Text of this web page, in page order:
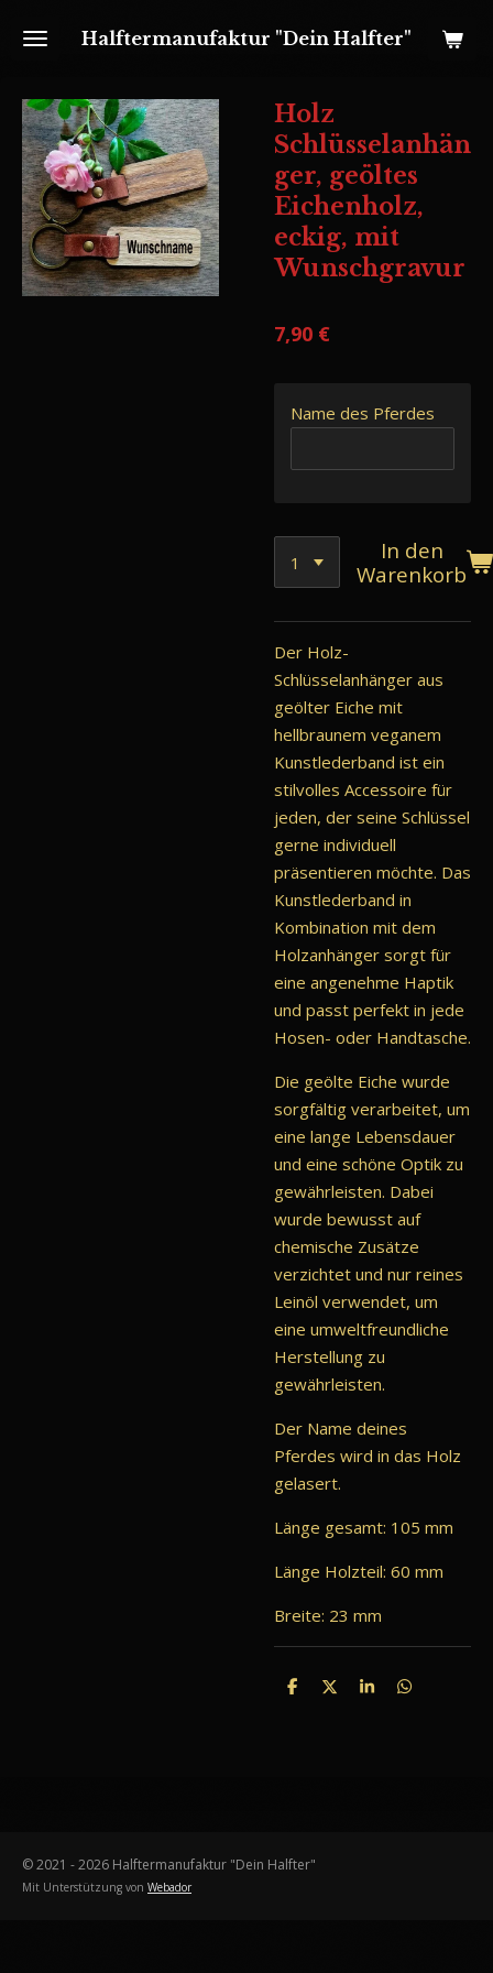
Hauptinhalt
Halftermanufaktur "Dein Halfter"
Holz
Schlüsselanhän
ger, geöltes
Eichenholz,
eckig, mit
Wunschgravur
7,90 €
Name des Pferdes
In den
Warenkorb
Der Holz-
Schlüsselanhänger aus
geölter Eiche mit
hellbraunem veganem
Kunstlederband ist ein
stilvolles Accessoire für
jeden, der seine Schlüssel
gerne individuell
präsentieren möchte. Das
Kunstlederband in
Kombination mit dem
Holzanhänger sorgt für
eine angenehme Haptik
und passt perfekt in jede
Hosen- oder Handtasche.
Die geölte Eiche wurde
sorgfältig verarbeitet, um
eine lange Lebensdauer
und eine schöne Optik zu
gewährleisten. Dabei
wurde bewusst auf
chemische Zusätze
verzichtet und nur reines
Leinöl verwendet, um
eine umweltfreundliche
Herstellung zu
gewährleisten.
Der Name deines
Pferdes wird in das Holz
gelasert.
Länge gesamt: 105 mm
Länge Holzteil: 60 mm
Breite: 23 mm
T
T
T
T
© 2021 - 2026 Halftermanufaktur "Dein Halfter"
Mit Unterstützung von Webador